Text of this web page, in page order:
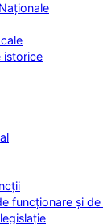
istorice
funcționare și